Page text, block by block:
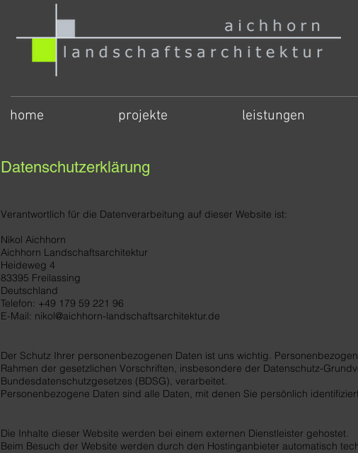
home projekte leistungen
Datenschutzerklärung
Verantwortlich für die Datenverarbeitung auf dieser Website ist:
Nikol Aichhorn
Aichhorn Landschaftsarchitektur
Heideweg 4
83395 Freilassing
Deutschland
Telefon: +49 179 59 221 96
E-Mail: nikol@aichhorn-landschaftsarchitektur.de
Der Schutz Ihrer personenbezogenen Daten ist uns wichtig.
Rahmen der gesetzlichen Vorschriften, insbesondere der Datenschutz-
Bundesdatenschutzgesetzes (BDSG), verarbeitet.
Personenbezogene Daten sind alle Daten, mit denen Sie persönlich
Die Inhalte dieser Website werden bei einem externen Dienstleister gehostet.
Beim Besuch der Website werden durch den Hostinganbieter automatisch